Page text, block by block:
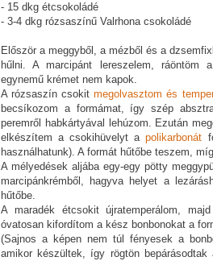
- 15 dkg étcsokoládé
- 3-4 dkg rózsaszínű Valrhona csokoládé
Először a meggyből, a mézből és a
hűlni. A marcipánt lereszelem, ráöntöm
egynemű krémet nem kapok.
A rózsaszín csokitmegolvasztom és
becsíkozom a formámat, így szép
peremről habkártyával lehúzom. Ezután
elkészítem a csokihüvelyt apolikarbonát
használhatunk). A formát hűtőbe teszem,
A mélyedések aljába egy-egy pötty
marcipánkrémből, hagyva helyet a
hűtőbe.
A maradék étcsokit újratemperálom,
óvatosan kifordítom a kész bonbonokat a
(Sajnos a képen nem túl fényesek a
amikor készültek, így rögtön